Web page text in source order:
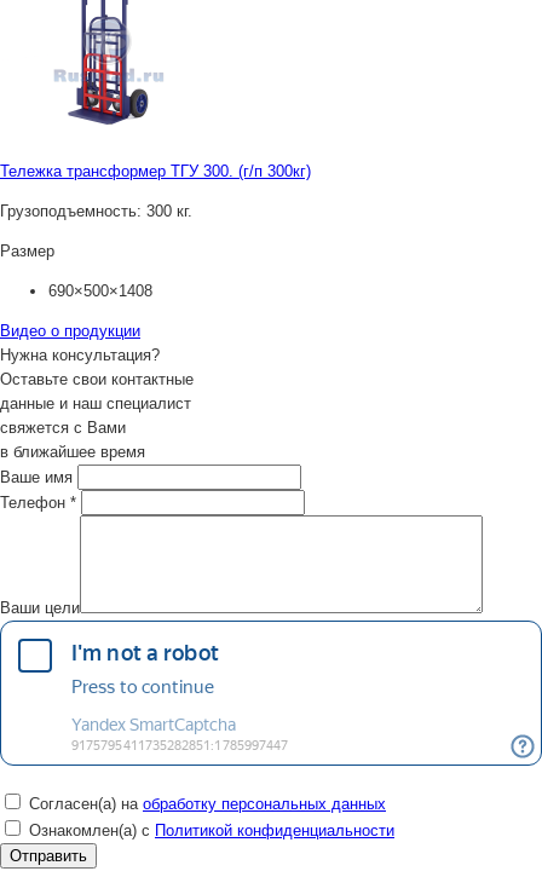
Тележка трансформер ТГУ 300. (г/п 300кг)
Грузоподъемность: 300 кг.
Размер
690×500×1408
Видео о продукции
Нужна консультация?
Оставьте свои контактные
данные и наш специалист
свяжется с Вами
в ближайшее время
Ваше имя
Телефон *
Ваши цели
Согласен(а) на обработку персональных данных
Ознакомлен(а) с Политикой конфиденциальности